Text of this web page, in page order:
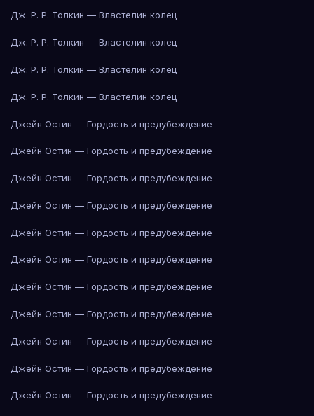
Дж. Р. Р. Толкин — Властелин колец
Дж. Р. Р. Толкин — Властелин колец
Дж. Р. Р. Толкин — Властелин колец
Дж. Р. Р. Толкин — Властелин колец
Джейн Остин — Гордость и предубеждение
Джейн Остин — Гордость и предубеждение
Джейн Остин — Гордость и предубеждение
Джейн Остин — Гордость и предубеждение
Джейн Остин — Гордость и предубеждение
Джейн Остин — Гордость и предубеждение
Джейн Остин — Гордость и предубеждение
Джейн Остин — Гордость и предубеждение
Джейн Остин — Гордость и предубеждение
Джейн Остин — Гордость и предубеждение
Джейн Остин — Гордость и предубеждение